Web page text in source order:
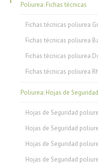
Poliurea: Fichas técnicas
Fichas técnicas poliurea
Fichas técnicas poliurea
Fichas técnicas poliurea
Fichas técnicas poliurea
Poliurea: Hojas de Seguridad
Hojas de Seguridad
Hojas de Seguridad
Hojas de Seguridad
Hojas de Seguridad